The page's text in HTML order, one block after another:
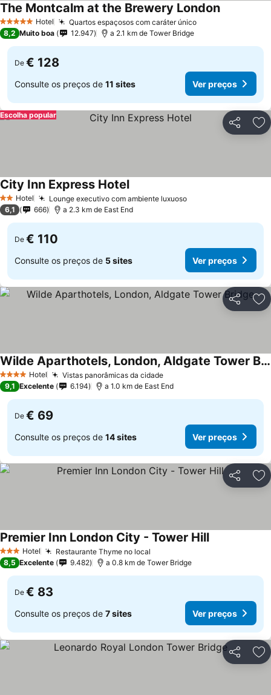
5 Estrelas Hotel Quartos espaçosos com caráter únicoVer preços
The Montcalm at the Brewery LondonVer preços
8,2 Muito boa 12.947 a 2.1 km de Tower Bridge
De € 128
Consulte os preços de 11 sites Ver preços
Partilhar
Escolha popular
2 Estrelas
Hotel Lounge executivo com ambiente luxuosoVer preços
City Inn Express HotelVer preços
6,1 666 a 2.3 km de East End
De € 110
Consulte os preços de 5 sites Ver preços
Partilhar
4 EstrelasHotel Vistas panorâmicas da cidadeVer preços
Wilde Aparthotels, London, Aldgate Tower Bridge
Ver preços
9,1 Excelente 6.194 a 1.0 km de East End
De € 69
Consulte os preços de 14 sites Ver preços
Partilhar
3 EstrelasHotel Restaurante Thyme no local
Premier Inn London City - Tower HillVer preços
8,5 Excelente 9.482 a 0.8 km de Tower Bridge
De € 83
Consulte os preços de 7 sites Ver preços
Partilhar